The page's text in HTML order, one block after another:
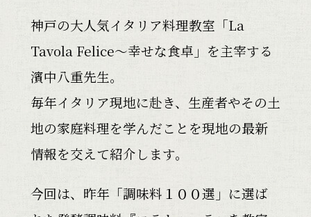
神戸の大人気イタリア料理教室 「La
Tavola Felice～幸せな食卓」を主宰する
濱中八重先生。
毎年イタリア現地に赴き、生産者やその土
地の家庭料理を学んだことを現地の最新
情報を交えて紹介します。
今回は、 昨年「調味料１００選」に選ば